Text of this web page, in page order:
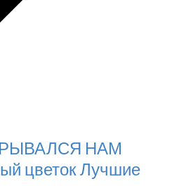
НАМ
цветок Лучшие